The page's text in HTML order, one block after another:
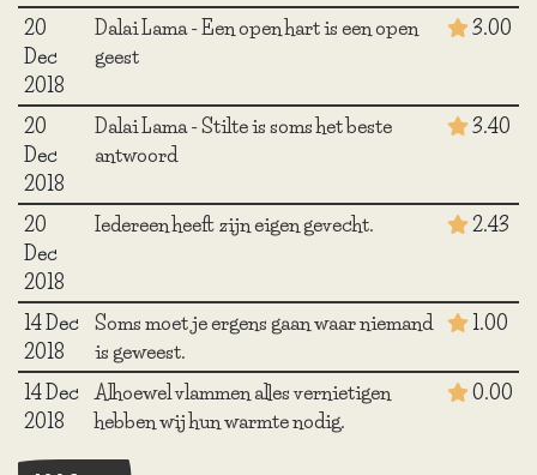
20
Dec
2018
Dalai Lama - Een open hart is een open
geest
3.00
20
Dec
2018
Dalai Lama - Stilte is soms het beste
antwoord
3.40
20
Dec
2018
Iedereen heeft zijn eigen gevecht. 2.43
14 Dec
2018
Soms moet je ergens gaan waar niemand
is geweest.
1.00
14 Dec
2018
Alhoewel vlammen alles vernietigen
hebben wij hun warmte nodig.
0.00